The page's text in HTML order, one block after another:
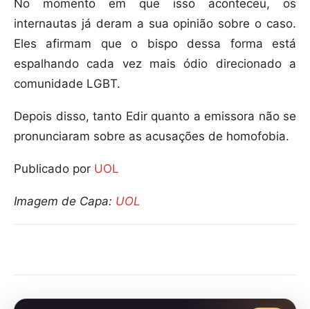
No momento em que isso aconteceu, os
internautas já deram a sua opinião sobre o caso.
Eles afirmam que o bispo dessa forma está
espalhando cada vez mais ódio direcionado a
comunidade LGBT.
Depois disso, tanto Edir quanto a emissora não se
pronunciaram sobre as acusações de homofobia.
Publicado por UOL
Imagem de Capa: UOL